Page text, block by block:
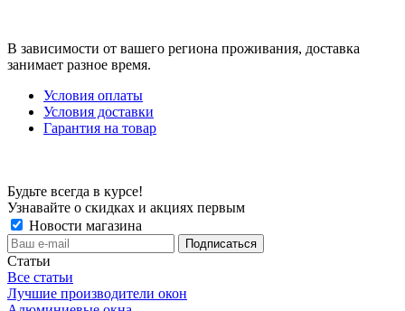
В зависимости от вашего региона проживания, доставка
занимает разное время.
Условия оплаты
Условия доставки
Гарантия на товар
Будьте всегда в курсе!
Узнавайте о скидках и акциях первым
Новости магазина
Статьи
Все статьи
Лучшие производители окон